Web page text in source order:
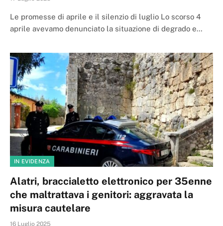
Le promesse di aprile e il silenzio di luglio Lo scorso 4
aprile avevamo denunciato la situazione di degrado e…
IN EVIDENZA
Alatri, braccialetto elettronico per 35enne
che maltrattava i genitori: aggravata la
misura cautelare
16 Luglio 2025